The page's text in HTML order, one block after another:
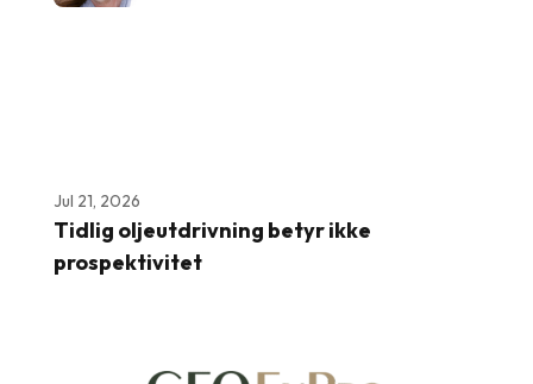
Jul 21, 2026
Tidlig oljeutdrivning betyr ikke
prospektivitet